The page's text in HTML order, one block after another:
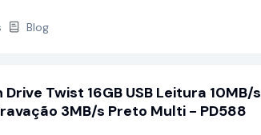
Blog
Drive Twist 16GB USB Leitura 10MB/s
3MB/s Preto Multi - PD588